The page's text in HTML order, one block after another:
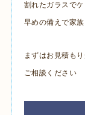
割れたガラスで
早めの備えで家
まずはお見積も
ご相談ください